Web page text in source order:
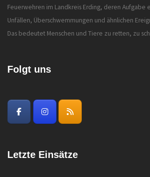
Feuerwehren im Landkreis Erding, deren Aufgabe
Unfällen, Überschwemmungen und ähnlichen
Das bedeutet Menschen und Tiere zu retten, zu
Folgt uns
Letzte Einsätze